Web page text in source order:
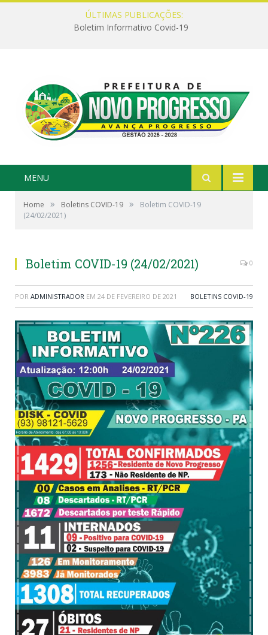
ÚLTIMAS PUBLICAÇÕES:
Boletim Informativo Covid-19
MENU
Home » Boletins COVID-19 »
Boletim COVID-19
(24/02/2021)
Boletim COVID-19 (24/02/2021) 0
POR ADMINISTRADOR EM 24 DE FEVEREIRO DE 2021 BOLETINS COVID-19